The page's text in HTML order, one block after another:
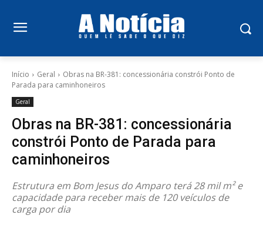
Início Geral
Obras na BR-381: concessionária constrói Ponto de
Parada para caminhoneiros
Geral
Obras na BR-381: concessionária
constrói Ponto de Parada para
caminhoneiros
Estrutura em Bom Jesus do Amparo terá 28 mil m² e
capacidade para receber mais de 120 veículos de
carga por dia